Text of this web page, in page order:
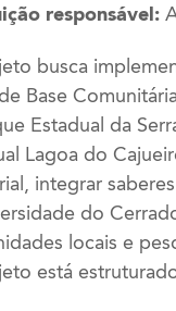
responsável:
busca
Base
Estadual da
Lagoa do
integrar
do
locais e
está